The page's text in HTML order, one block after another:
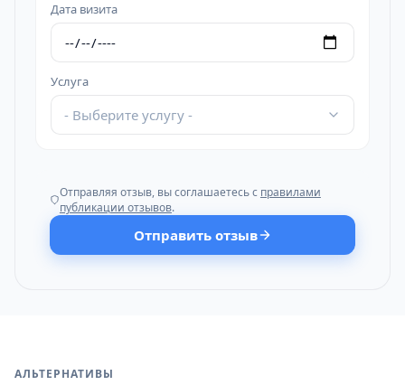
Дата визита
Услуга
- Выберите услугу -
Отправляя отзыв, вы соглашаетесь с правилами
публикации отзывов.
Отправить отзыв
АЛЬТЕРНАТИВЫ